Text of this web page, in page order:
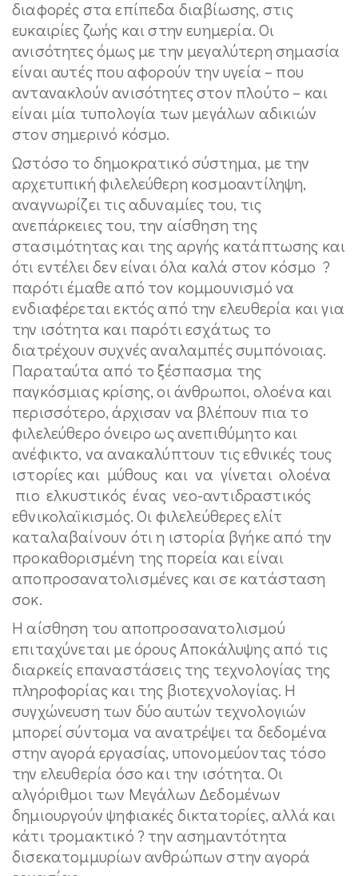
διαφορές στα επίπεδα διαβίωσης, στις
ευκαιρίες ζωής και στην ευημερία. Οι
ανισότητες όμως με την μεγαλύτερη σημασία
είναι αυτές που αφορούν την υγεία – που
αντανακλούν ανισότητες στον πλούτο – και
είναι μία τυπολογία των μεγάλων αδικιών
στον σημερινό κόσμο.
Ωστόσο το δημοκρατικό σύστημα, με την
αρχετυπική φιλελεύθερη κοσμοαντίληψη,
αναγνωρίζει τις αδυναμίες του, τις
ανεπάρκειες του, την αίσθηση της
στασιμότητας και της αργής κατάπτωσης και
ότι εντέλει δεν είναι όλα καλά στον κόσμο ?
παρότι έμαθε από τον κομμουνισμό να
ενδιαφέρεται εκτός από την ελευθερία και για
την ισότητα και παρότι εσχάτως το
διατρέχουν συχνές αναλαμπές συμπόνοιας.
Παραταύτα από το ξέσπασμα της
παγκόσμιας κρίσης, οι άνθρωποι, ολοένα και
περισσότερο, άρχισαν να βλέπουν πια το
φιλελεύθερο όνειρο ως ανεπιθύμητο και
ανέφικτο, να ανακαλύπτουν τις εθνικές τους
ιστορίες και μύθους και να γίνεται ολοένα
πιο ελκυστικός ένας νεο-αντιδραστικός
εθνικολαϊκισμός. Οι φιλελεύθερες ελίτ
καταλαβαίνουν ότι η ιστορία βγήκε από την
προκαθορισμένη της πορεία και είναι
αποπροσανατολισμένες και σε κατάσταση
σοκ.
Η αίσθηση του αποπροσανατολισμού
επιταχύνεται με όρους Αποκάλυψης από τις
διαρκείς επαναστάσεις της τεχνολογίας της
πληροφορίας και της βιοτεχνολογίας. Η
συγχώνευση των δύο αυτών τεχνολογιών
μπορεί σύντομα να ανατρέψει τα δεδομένα
στην αγορά εργασίας, υπονομεύοντας τόσο
την ελευθερία όσο και την ισότητα. Οι
αλγόριθμοι των Μεγάλων Δεδομένων
δημιουργούν ψηφιακές δικτατορίες, αλλά και
κάτι τρομακτικό ? την ασημαντότητα
δισεκατομμυρίων ανθρώπων στην αγορά